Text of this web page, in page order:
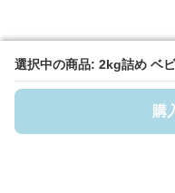
選択中の商品: 2kg詰め ベ
購
選択中の商品: 2kg詰め ベ
購